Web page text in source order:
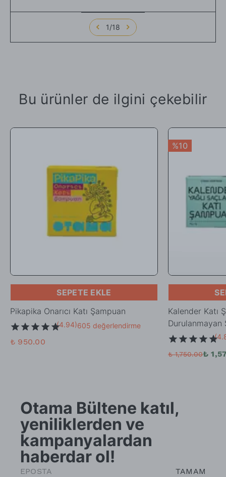
1/18
Bu ürünler de ilgini çekebilir
SEPETE EKLE
Pikapika Onarıcı Katı Şampuan
(4.94)605 değerlendirme
₺ 950.00
%10
Kalender Katı
Durulanmayan
(
₺ 1,750.00₺
Otama Bültene katıl,
yeniliklerden ve
kampanyalardan
haberdar ol!
TAMAM